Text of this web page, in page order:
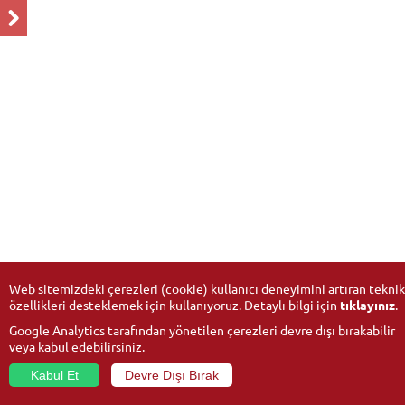
Web sitemizdeki çerezleri (cookie) kullanıcı deneyimini artıran teknik
özellikleri desteklemek için kullanıyoruz. Detaylı bilgi için tıklayınız.
Google Analytics tarafından yönetilen çerezleri devre dışı bırakabilir
veya kabul edebilirsiniz.
Kabul Et
Devre Dışı Bırak
© 2026Anadolu Üniversitesi- Tüm hakları saklıdır.